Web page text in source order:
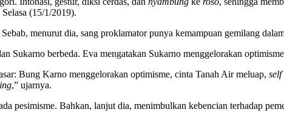
(15/1/2019).
menurut dia, sang proklamator punya kemampuan gemilang
Sukarno berbeda. Eva mengatakan Sukarno menggelorakan
Bung Karno menggelorakan optimisme, cinta Tanah Air meluap, self
,” ujarnya.
pesimisme. Bahkan, lanjut dia, menimbulkan kebencian terhadap